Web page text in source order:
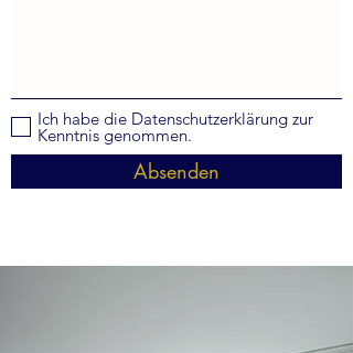
Ich habe die Datenschutzerklärung zur
Kenntnis genommen.
Absenden